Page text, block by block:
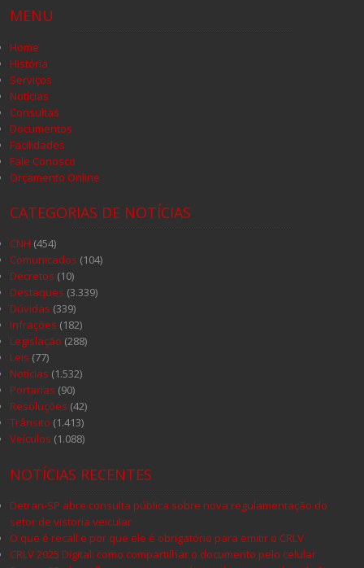
MENU
Home
História
Serviços
Notícias
Consultas
Documentos
Facilidades
Fale Conosco
Orçamento Online
CATEGORIAS DE NOTÍCIAS
CNH (454)
Comunicados (104)
Decretos (10)
Destaques (3.339)
Dúvidas (339)
Infrações (182)
Legislação (288)
Leis (77)
Notícias (1.532)
Portarias (90)
Resoluções (42)
Trânsito (1.413)
Veículos (1.088)
NOTÍCIAS RECENTES
Detran-SP abre consulta pública sobre nova regulamentação do
setor de vistoria veicular
O que é recall e por que ele é obrigatório para emitir o CRLV
CRLV 2025 Digital: como compartilhar o documento pelo celular